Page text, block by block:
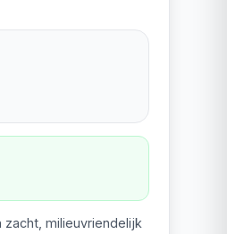
milieuvriendelijk